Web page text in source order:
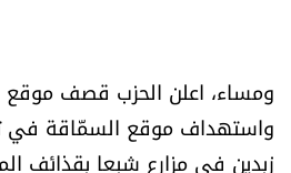
الرياضة
ومساء، اعلن الحزب قصف موقع
واستهداف موقع ‌‏السمّاقة في
‌‏زبدين في مزارع شبعا بقذائف